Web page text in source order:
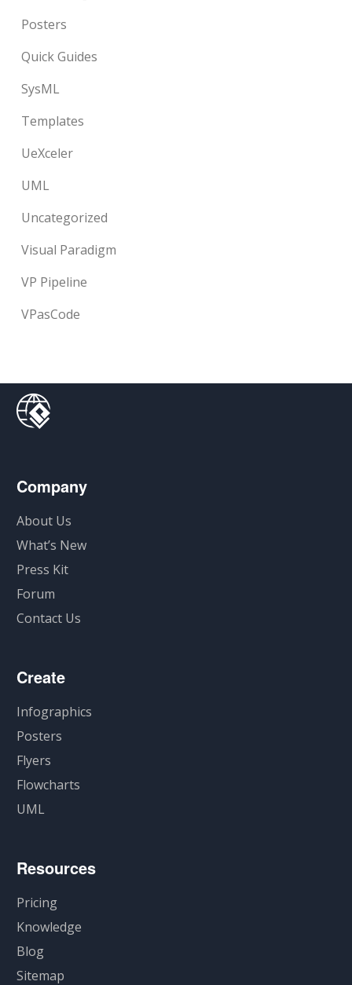
Posters
Quick Guides
SysML
Templates
UeXceler
UML
Uncategorized
Visual Paradigm
VP Pipeline
VPasCode
Company
About Us
What’s New
Press Kit
Forum
Contact Us
Create
Infographics
Posters
Flyers
Flowcharts
UML
Resources
Pricing
Knowledge
Blog
Sitemap